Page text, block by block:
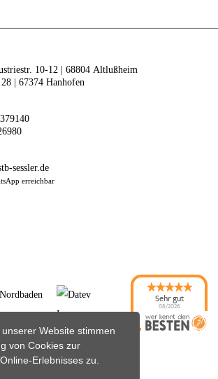
Website stimmen
von Cookies zur
Erlebnisses zu.
10-12 | 68804 Altlußheim
| 67374 Hanhofen
sessler.de
erreichbar
Sehr gut
08/2026